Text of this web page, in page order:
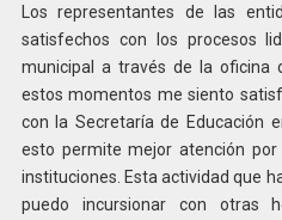
Los representantes de las
satisfechos con los procesos
municipal a través de la oficina
estos momentos me siento
con la Secretaría de Educación
esto permite mejor atención
instituciones. Esta actividad que
puedo incursionar con otras